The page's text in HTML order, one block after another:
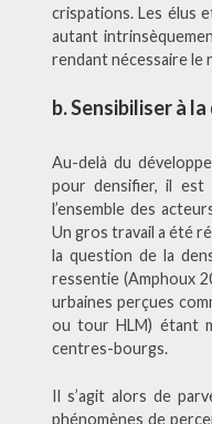
crispations. Les élus
autant
rendant nécessaire le
b. Sensibiliser à
Au-delà du
pour densifier, il est
l’ensemble des
Un gros travail a été
la question de la
ressentie (Amphoux
urbaines perçues
ou tour HLM) étant
centres-bourgs.
Il s’agit alors de
phénomènes de